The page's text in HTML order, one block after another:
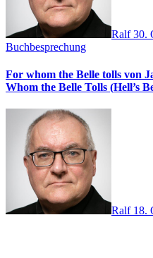
Ralf30.
Buchbesprechung
For whom the Belle tolls von Jaysea Lyn,
Whom the Belle Tolls (Hell’s
Ralf 18.